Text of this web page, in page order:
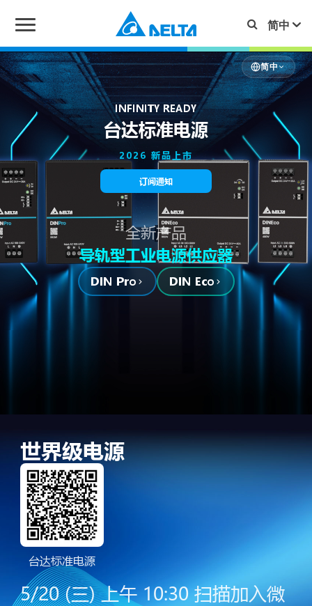
INFINITY READY
台达标准电源
2026 新品上市
订阅通知
全新产品
导轨型工业电源供应器
DIN Pro DIN Eco
世界级电源
台达标准电源
5/20 (三) 上午 10:30 扫描加入微
简中